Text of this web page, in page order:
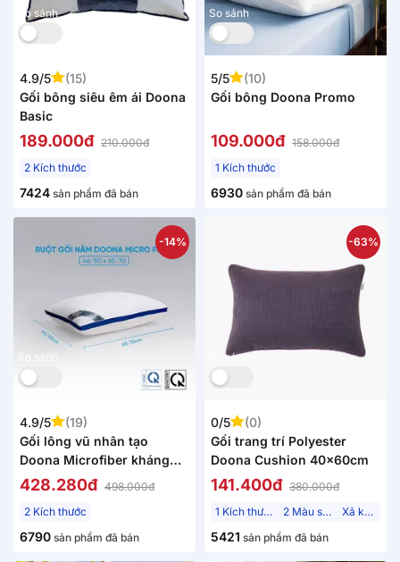
So sánh
4.9/5
(15)
Gối bông siêu êm ái Doona
Basic
189.000đ 210.000đ
2 Kích thước
7424 sản phẩm đã bán
So sánh
5/5
(10)
Gối bông Doona Promo
109.000đ 158.000đ
1 Kích thước
6930 sản phẩm đã bán
So sánh
-14%
4.9/5
(19)
Gối lông vũ nhân tạo
Doona Microfiber kháng
khuẩn
428.280đ 498.000đ
2 Kích thước
6790 sản phẩm đã bán
So sánh
-63%
0/5
(0)
Gối trang trí Polyester
Doona Cushion 40x60cm
141.400đ 380.000đ
1 Kích thước
2 Màu sắc Xả kho
5421 sản phẩm đã bán